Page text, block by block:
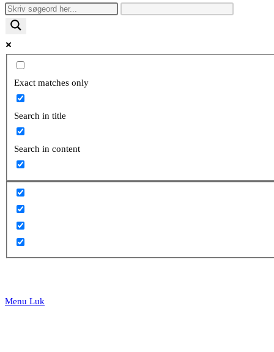
search
Exact matches only
Search in title
Search in content
Menu Luk